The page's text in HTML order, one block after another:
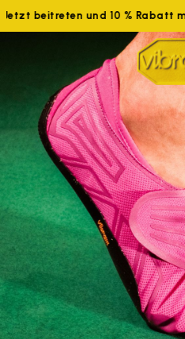
beitreten und 10 % Rabatt mit